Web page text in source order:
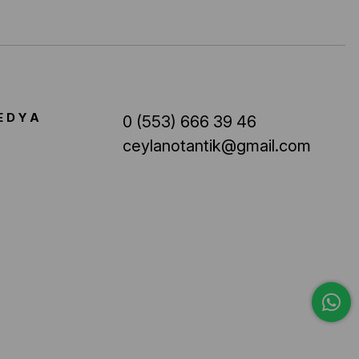
0 (553) 666 39 46
ceylanotantik@gmail.com